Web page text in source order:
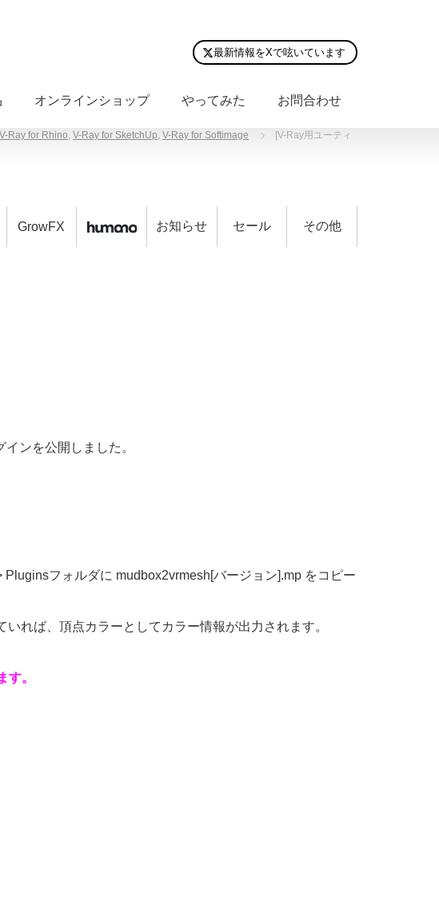
最新情報をXで呟いています
オンラインショップ やってみた お問合わせ
V-Ray for Rhino, V-Ray for SketchUp, V-Ray for Softimage
[V-Ray用ユーティ
GrowFX お知らせ セール その他
ンを公開しました。
フォルダに mudbox2vrmesh[バージョン].mp をコピー
れば、頂点カラーとしてカラー情報が出力されます。
。